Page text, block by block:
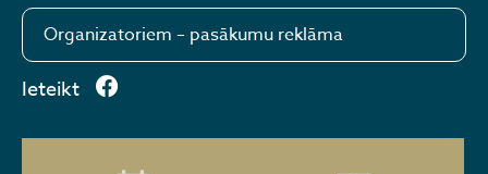
Organizatoriem – pasākumu reklāma
Ieteikt